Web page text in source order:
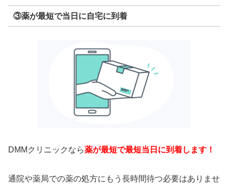
③薬が最短で当日に自宅に到着
DMMクリニックなら薬が最短で最短当日に到着します！
通院や薬局での薬の処方にもう長時間待つ必要はありませ